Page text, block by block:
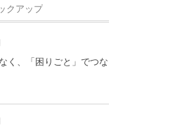
クアップ
く、「困りごと」でつな